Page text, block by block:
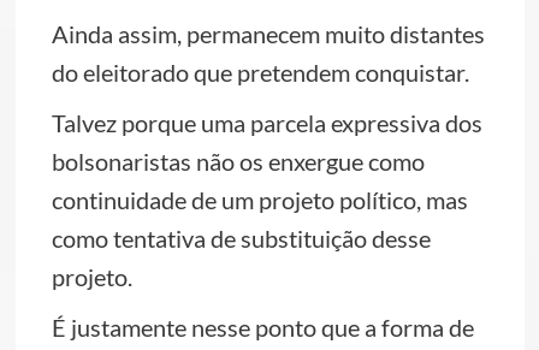
Ainda assim, permanecem muito distantes
do eleitorado que pretendem conquistar.
Talvez porque uma parcela expressiva dos
bolsonaristas não os enxergue como
continuidade de um projeto político, mas
como tentativa de substituição desse
projeto.
É justamente nesse ponto que a forma de